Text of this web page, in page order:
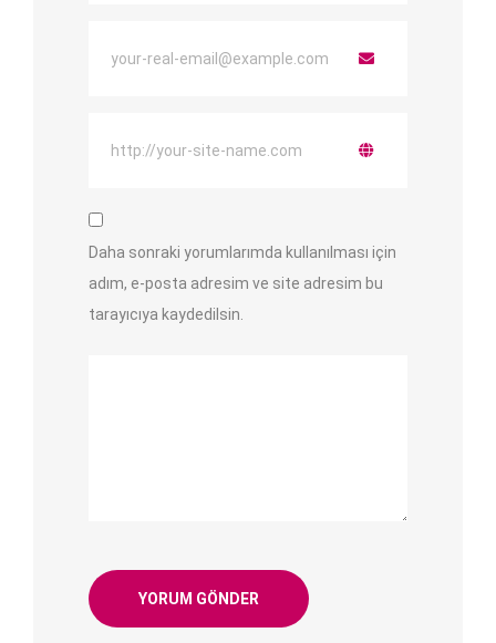
Daha sonraki yorumlarımda kullanılması için
adım, e-posta adresim ve site adresim bu
tarayıcıya kaydedilsin.